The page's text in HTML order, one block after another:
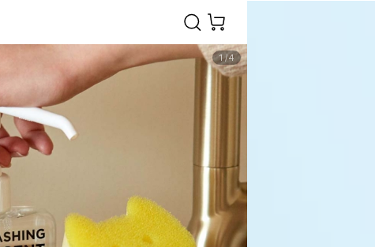
1/4